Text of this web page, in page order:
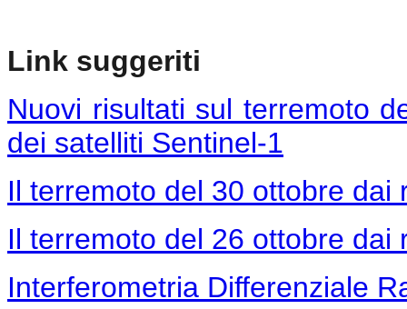
Link suggeriti
Nuovi risultati sul terremoto
dei satelliti Sentinel-1
Il terremoto del 30 ottobre dai
Il terremoto del 26 ottobre dai
Interferometria Differenziale